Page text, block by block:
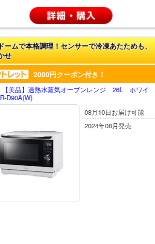
ームで本格調理！センサーで冷凍あたためも、
せ
2000円クーポン付き！
美品】過熱水蒸気オーブンレンジ 26L ホワイ
D90A(W)
08月10日お届け可能
2024年08月発売